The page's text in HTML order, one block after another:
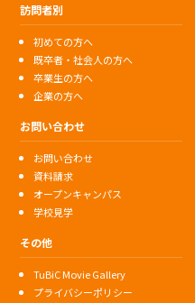
訪問者別
初めての方へ
既卒者・社会人の方へ
卒業生の方へ
企業の方へ
お問い合わせ
お問い合わせ
資料請求
オープンキャンパス
学校見学
その他
TuBiC Movie Gallery
プライバシーポリシー